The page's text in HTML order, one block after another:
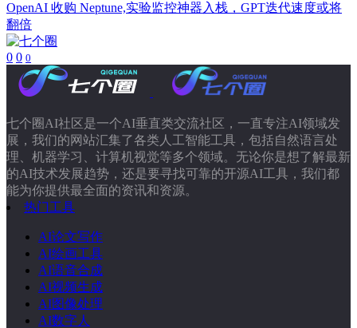
OpenAI 收购 Neptune,实验监控神器入栈，GPT迭代速度或将
翻倍
0 0 0
七个圈AI社区是一个AI垂直类交流社区，一直专注AI领域发
展，我们的网站汇集了各类人工智能工具，包括自然语言处
理、机器学习、计算机视觉等多个领域。无论你是想了解最新
的AI技术发展趋势，还是要寻找可靠的开源AI工具，我们都
能为你提供最全面的资讯和资源。
热门工具
AI论文写作
AI绘画工具
AI语音合成
AI视频生成
AI图像处理
AI数字人